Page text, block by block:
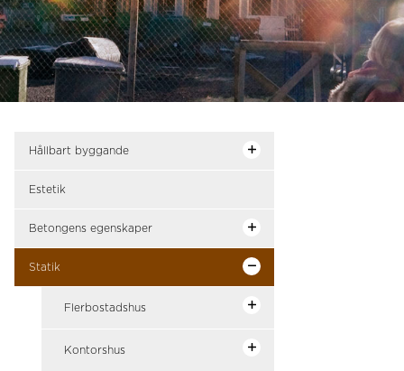
Hållbart byggande
Estetik
Betongens egenskaper
Statik
Flerbostadshus
Kontorshus